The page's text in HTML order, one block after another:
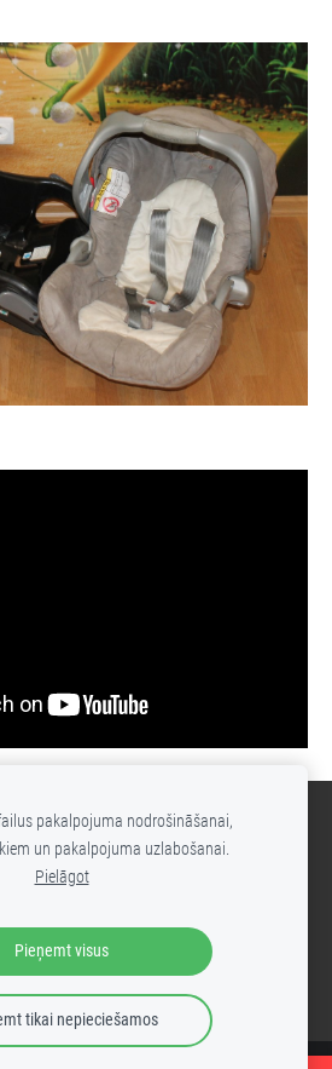
Sīkdatnes
- ērtāko interneta veikalu izstrādes
rīku.
pakalpojuma nodrošināšanai,
un pakalpojuma uzlabošanai.
Pielāgot
Pieņemt visus
tikai nepieciešamos